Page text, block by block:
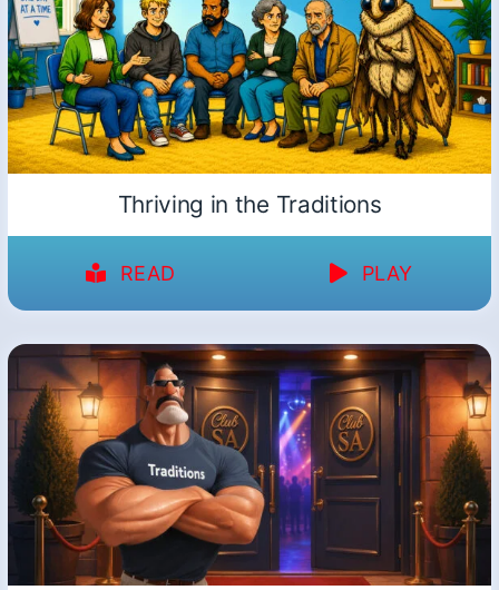
Thriving in the Traditions
READ PLAY